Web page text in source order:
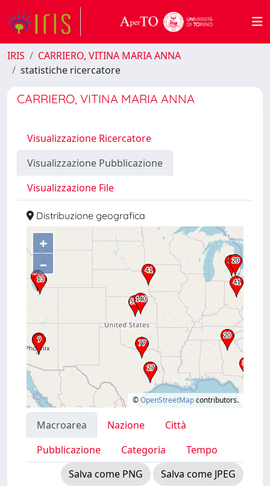
IRIS
CARRIERO, VITINA MARIA ANNA
statistiche ricercatore
CARRIERO, VITINA MARIA ANNA
Visualizzazione Ricercatore
Visualizzazione Pubblicazione
Visualizzazione File
Distribuzione geografica
+
–
©OpenStreetMapcontributors.
Macroarea Nazione
Città
Pubblicazione
Categoria
Tempo
Salva come PNG
Salva come JPEG